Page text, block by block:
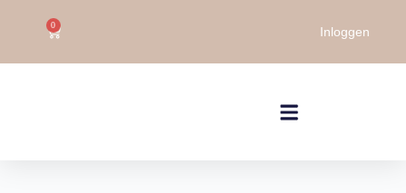
0 Inloggen